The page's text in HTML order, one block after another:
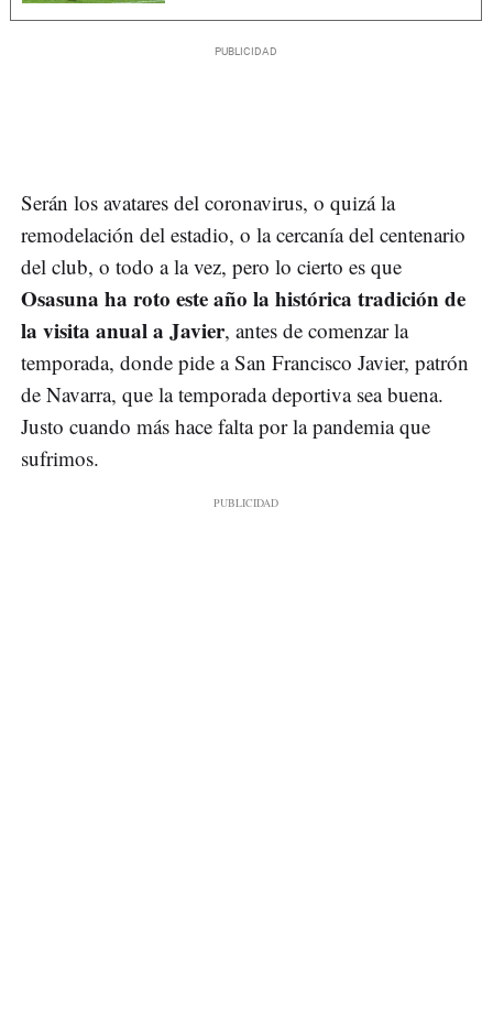
Serán los avatares del coronavirus, o quizá la
remodelación del estadio, o la cercanía del centenario
del club, o todo a la vez, pero lo cierto es que
Osasuna ha roto este año la histórica tradición de
la visita anual a Javier, antes de comenzar la
temporada, donde pide a San Francisco Javier, patrón
de Navarra, que la temporada deportiva sea buena.
Justo cuando más hace falta por la pandemia que
sufrimos.